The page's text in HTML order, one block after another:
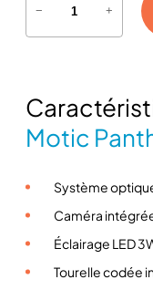
a
i
t
é
e
M
r
− +
Motic
Système
Caméra
Éclairage LED
Tourelle codée